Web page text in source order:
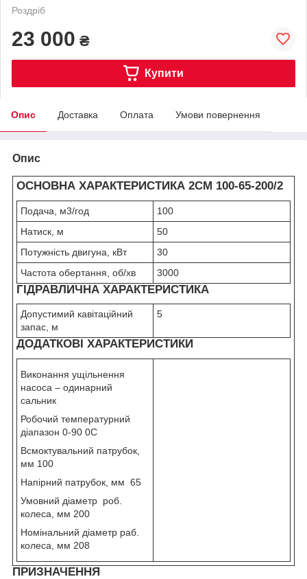
Роздріб
23 000 ₴
Купити
Опис Доставка Оплата Умови повернення
Опис
ОСНОВНА ХАРАКТЕРИСТИКА 2СМ 100-65-200/2
Подача, м3/год
100
Натиск, м
50
Потужність двигуна, кВт
30
Частота обертання, об/хв
3000
ГІДРАВЛИЧНА ХАРАКТЕРИСТИКА
Допустимий кавітаційний
запас, м
5
ДОДАТКОВІ ХАРАКТЕРИСТИКИ
Виконання ущільнення
насоса – одинарний
сальник
Робочий температурний
діапазон 0-90 0С
Всмоктувальний патрубок,
мм 100
Напірний патрубок, мм 65
Умовний діаметр роб.
колеса, мм 200
Номінальний діаметр раб.
колеса, мм 208
ПРИЗНАЧЕННЯ